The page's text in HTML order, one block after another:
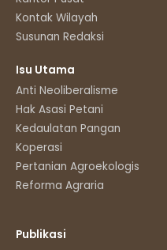
Kontak Wilayah
Susunan Redaksi
Isu Utama
Anti Neoliberalisme
Hak Asasi Petani
Kedaulatan Pangan
Koperasi
Pertanian Agroekologis
Reforma Agraria
Publikasi